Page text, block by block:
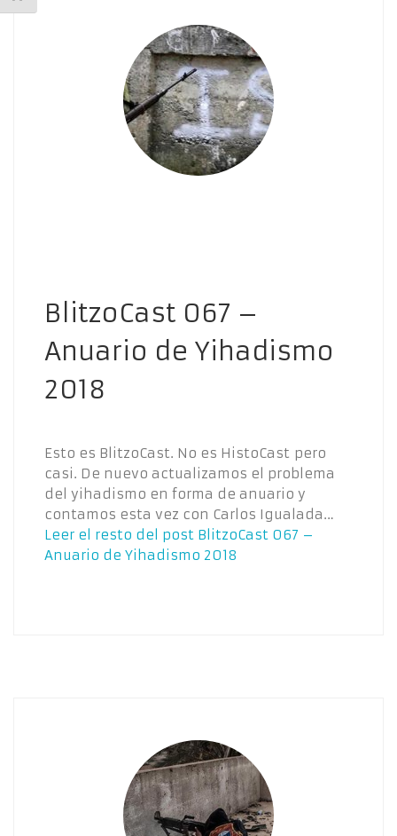
BlitzoCast 067 –
Anuario de Yihadismo
2018
Esto es BlitzoCast. No es HistoCast pero
casi. De nuevo actualizamos el problema
del yihadismo en forma de anuario y
contamos esta vez con Carlos Igualada…
Leer el resto del post BlitzoCast 067 –
Anuario de Yihadismo 2018